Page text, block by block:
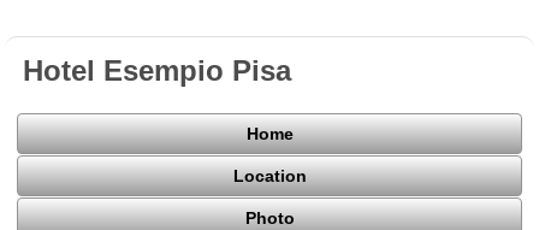
Hotel Esempio Pisa
Home
Location
Photo